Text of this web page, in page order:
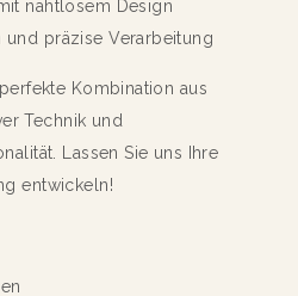
nahtlosem Design
präzise Verarbeitung
Kombination aus
Technik und
Lassen Sie uns Ihre
entwickeln!